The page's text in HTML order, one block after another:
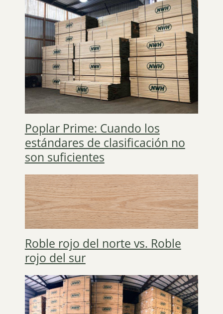
Poplar Prime: Cuando los
estándares de clasificación no
son suficientes
Roble rojo del norte vs. Roble
rojo del sur